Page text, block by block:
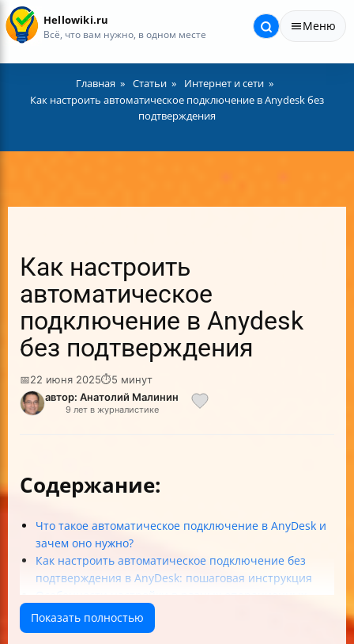
Hellowiki.ru
Всё, что вам нужно, в одном месте
Меню
Главная Статьи
Интернет и сети
Как настроить автоматическое подключение в Anydesk без
подтверждения
Как настроить
автоматическое
подключение в Anydesk
без подтверждения
📅22 июня 2025⏱5 минут
автор: Анатолий Малинин
9 лет в журналистике
Содержание:
Что такое автоматическое подключение в AnyDesk и
зачем оно нужно?
Как настроить автоматическое подключение без
подтверждения в AnyDesk: пошаговая инструкция
Особенности настройки в разных операционных
системах
Безопасность при автоматическом подключении
Показать полностью